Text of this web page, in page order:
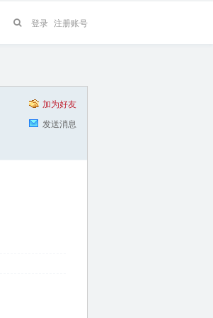
登录 注册账号
加为好友
发送消息